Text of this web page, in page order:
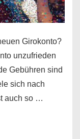
Girokonto?
unzufrieden
Gebühren sind
sich nach
auch so …